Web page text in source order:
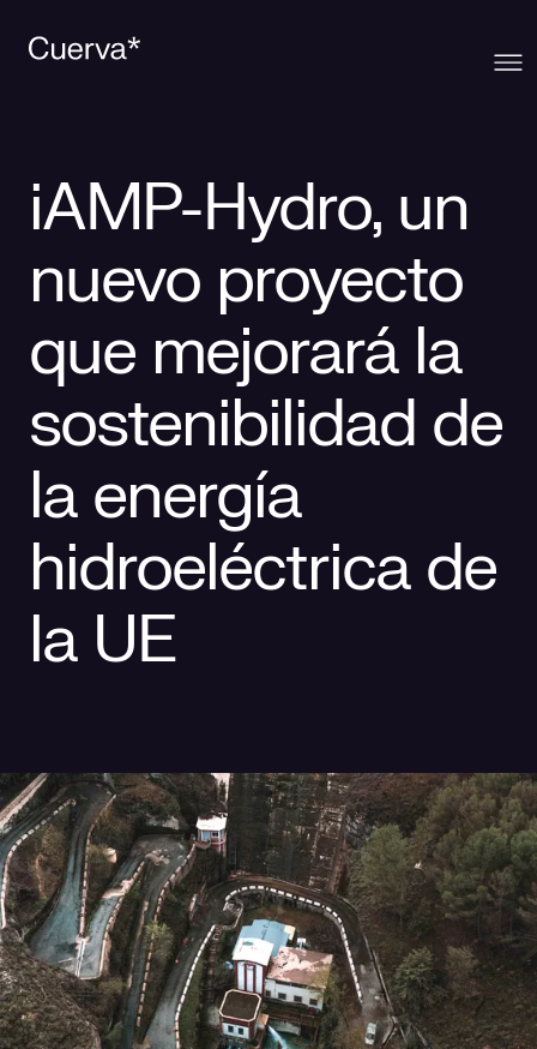
La mirada Cuerva
Trabaja en Cuerva
Prensa
Responsabilidad social
Qué ofrecemos
Distribución
Smart Services
Smart Solutions
Comercialización
Innovación
Comunidad
Blog
Recursos
Casos de éxito
Media
Contacto
iAMP-Hydro, un
nuevo proyecto
que mejorará la
sostenibilidad de
la energía
hidroeléctrica de
la UE